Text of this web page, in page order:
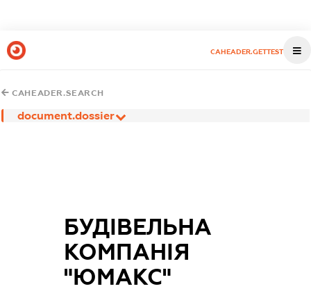
CAHEADER.GETTEST
CAHEADER.SEARCH
document.dossier
БУДІВЕЛЬНА
КОМПАНІЯ
"ЮМАКС"